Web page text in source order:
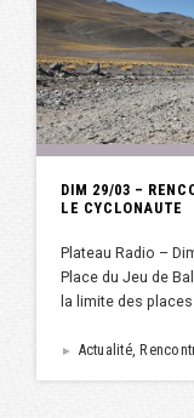
DIM 29/03 –
LE CYCLONAUTE
Plateau Radio –
Place du Jeu de
la limite des
► Actualité,